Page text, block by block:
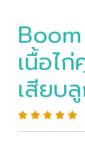
เนื้อไ
เสียบ